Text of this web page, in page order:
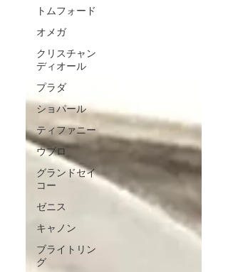
トムフォード
オメガ
クリスチャン
ディオール
プラダ
ショパール
ティファニー
ウブロ
グランドセイ
コー
ゼニス
キャノン
ブライトリン
グ